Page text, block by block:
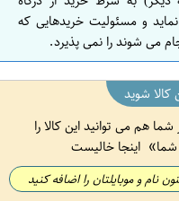
ه
ا
ن
و مسئولیت خریدهایی که
می شوند را نمی پذیرد.
شوید
هم می توانید این کالا را
شما اینجا خالیست
نام و موبایلتان را اضافه کنید